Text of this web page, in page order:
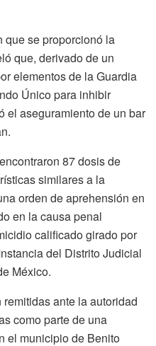
que se proporcionó la
que, derivado de un
elementos de la Guardia
Único para inhibir
el aseguramiento de un bar
87 dosis de
similares a la
orden de aprehensión en
en la causa penal
calificado girado por
del Distrito Judicial
México.
ante la autoridad
como parte de una
el municipio de Benito